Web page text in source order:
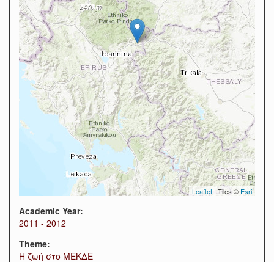
Leaflet | Tiles © Esri
Academic Year:
2011 - 2012
Theme:
Η ζωή στο ΜΕΚΔΕ